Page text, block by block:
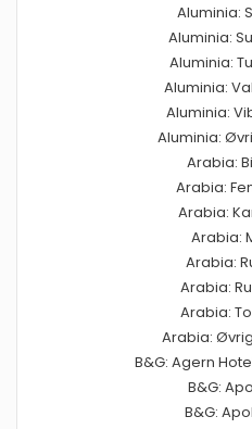
Aluminia:
Aluminia:
Aluminia:
Aluminia:
Aluminia:
Aluminia:
Arabia:
Arabia:
Arabia:
Arabia:
Arabia:
Arabia:
Arabia:
Arabia:
B&G: Agern
B&G:
B&G: